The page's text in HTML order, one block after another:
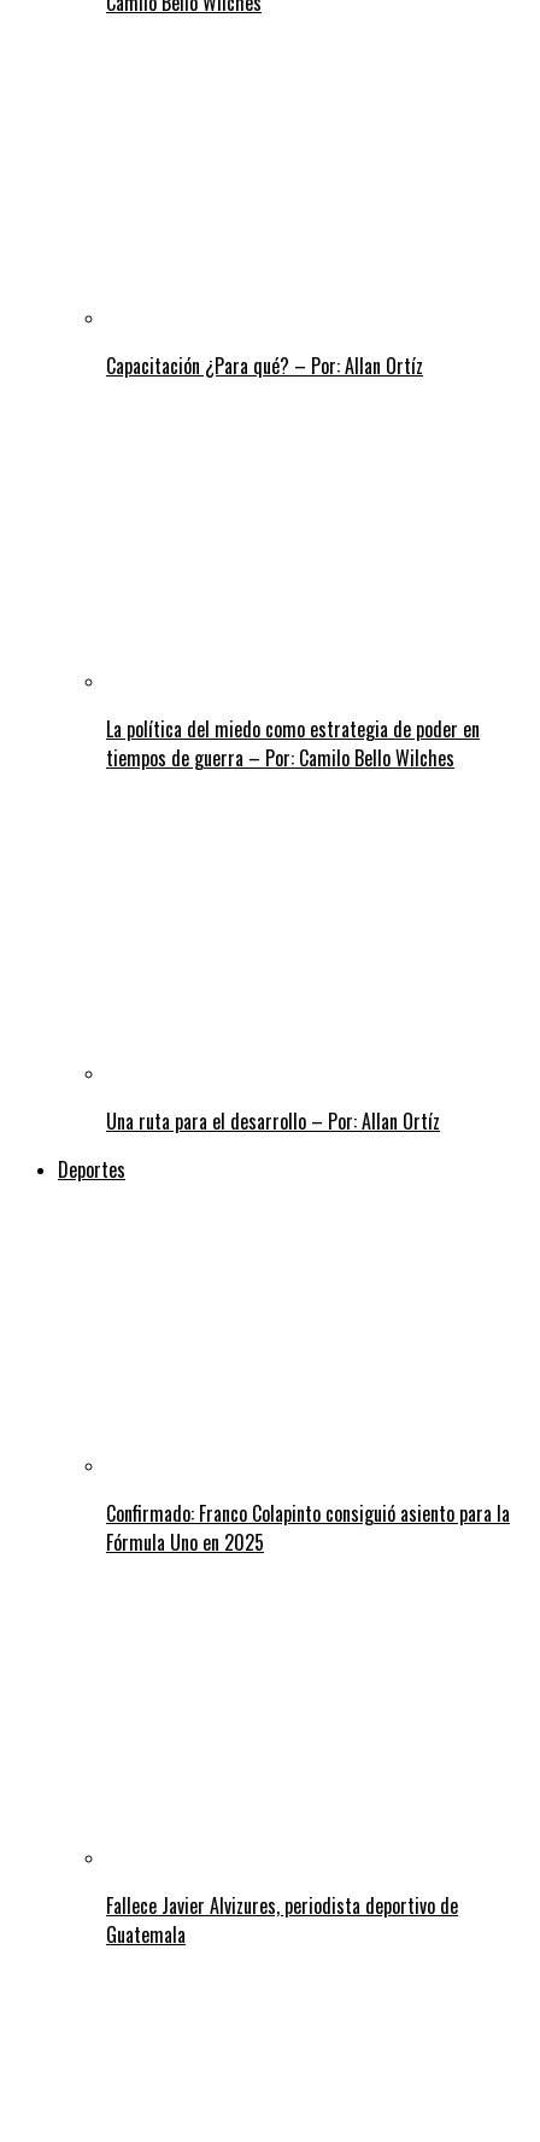
Capacitación ¿Para qué? – Por: Allan Ortíz
La política del miedo como estrategia de poder en
tiempos de guerra – Por: Camilo Bello Wilches
Una ruta para el desarrollo – Por: Allan Ortíz
Deportes
Confirmado: Franco Colapinto consiguió asiento para la
Fórmula Uno en 2025
Fallece Javier Alvizures, periodista deportivo de
Guatemala